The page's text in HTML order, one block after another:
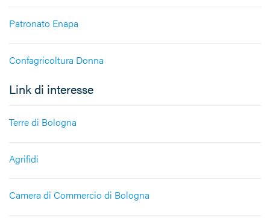
Patronato Enapa
Confagricoltura Donna
Link di interesse
Terre di Bologna
Agrifidi
Camera di Commercio di Bologna